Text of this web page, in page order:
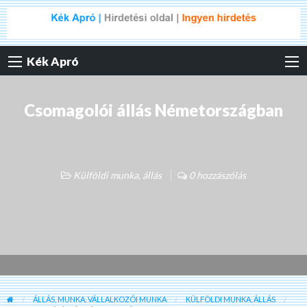
Kék Apró
Csomagolói állás Németországban
Külföldi munka, állás 0 hozzászólás
ÁLLÁS, MUNKA, VÁLLALKOZÓI MUNKA
KÜLFÖLDI MUNKA, ÁLLÁS